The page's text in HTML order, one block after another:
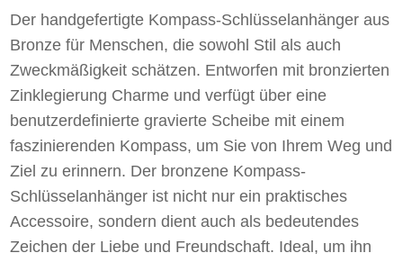
Der handgefertigte Kompass-Schlüsselanhänger aus
Bronze für Menschen, die sowohl Stil als auch
Zweckmäßigkeit schätzen. Entworfen mit bronzierten
Zinklegierung Charme und verfügt über eine
benutzerdefinierte gravierte Scheibe mit einem
faszinierenden Kompass, um Sie von Ihrem Weg und
Ziel zu erinnern. Der bronzene Kompass-
Schlüsselanhänger ist nicht nur ein praktisches
Accessoire, sondern dient auch als bedeutendes
Zeichen der Liebe und Freundschaft. Ideal, um ihn